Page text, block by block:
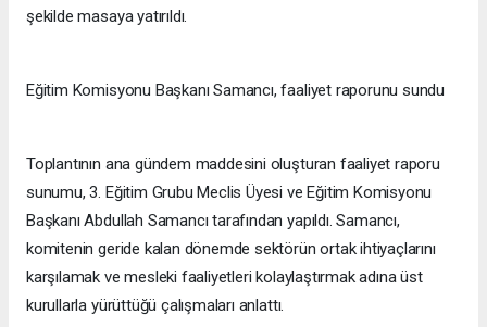
şekilde masaya yatırıldı.
Eğitim Komisyonu Başkanı Samancı, faaliyet raporunu sundu
Toplantının ana gündem maddesini oluşturan faaliyet raporu
sunumu, 3. Eğitim Grubu Meclis Üyesi ve Eğitim Komisyonu
Başkanı Abdullah Samancı tarafından yapıldı. Samancı,
komitenin geride kalan dönemde sektörün ortak ihtiyaçlarını
karşılamak ve mesleki faaliyetleri kolaylaştırmak adına üst
kurullarla yürüttüğü çalışmaları anlattı.